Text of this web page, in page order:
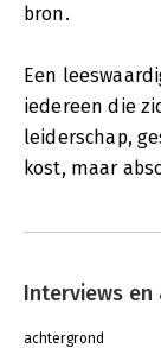
bron.
Een
iedereen die
leiderschap,
kost, maar
Interviews en
achtergrond